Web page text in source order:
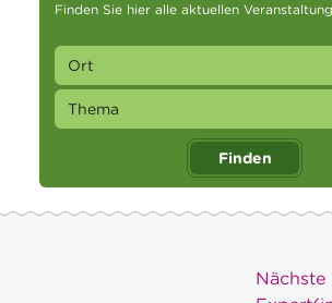
Finden Sie hier alle aktuellen
Finden
Nächste